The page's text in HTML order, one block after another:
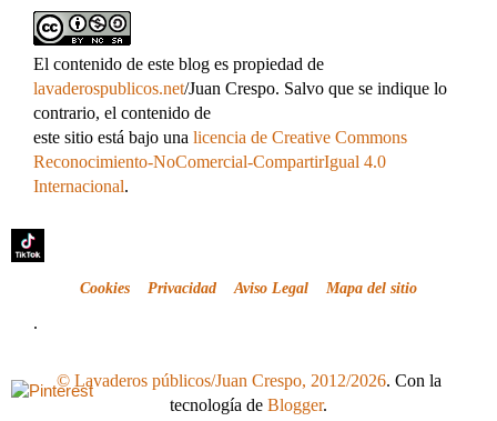
El contenido de este blog es propiedad de
lavaderospublicos.net/Juan Crespo. Salvo que se indique lo
contrario, el contenido de
este sitio está bajo una licencia de Creative Commons
Reconocimiento-NoComercial-CompartirIgual 4.0
Internacional.
Cookies Privacidad Aviso Legal Mapa del sitio
.
© Lavaderos públicos/Juan Crespo, 2012/2026. Con la
tecnología de Blogger.